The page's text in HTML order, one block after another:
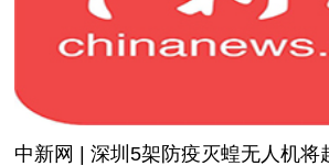
中新网 | 深圳5架防疫灭蝗无人机将